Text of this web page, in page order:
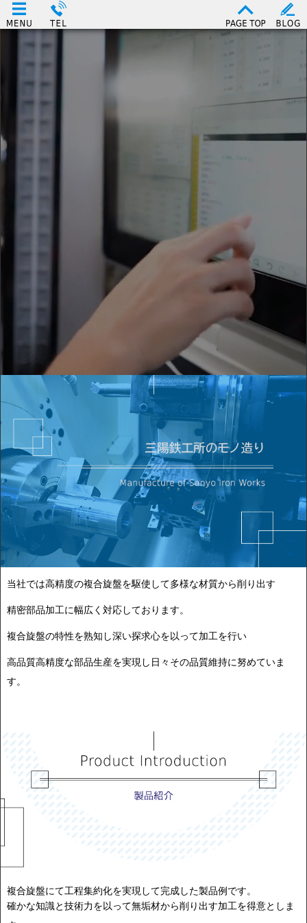
当社では高精度の複合旋盤を駆使して多様な材質から削り出す
精密部品加工に幅広く対応しております。
複合旋盤の特性を熟知し深い探求心を以って加工を行い
高品質高精度な部品生産を実現し日々その品質維持に努めていま
す。
複合旋盤にて工程集約化を実現して完成した製品例です。
確かな知識と技術力を以って無垢材から削り出す加工を得意としま